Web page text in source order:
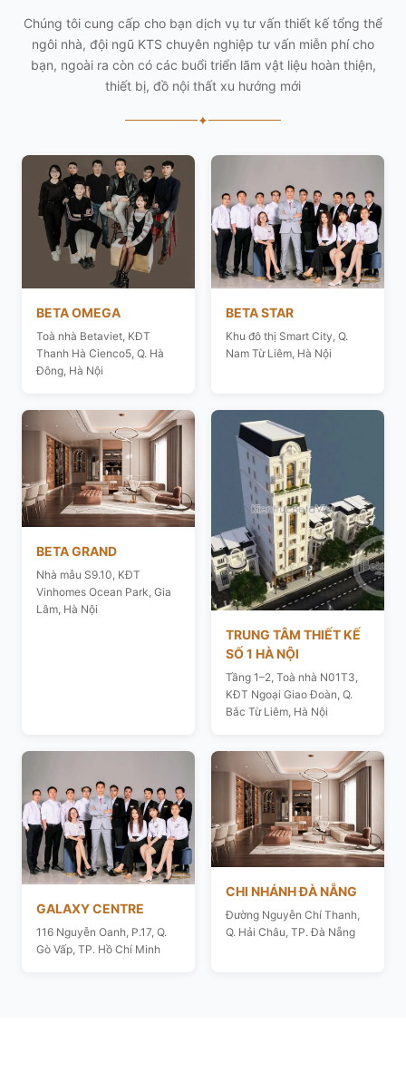
Chúng tôi cung cấp cho bạn dịch vụ tư vấn thiết kế tổng thể
ngôi nhà, đội ngũ KTS chuyên nghiệp tư vấn miễn phí cho
bạn, ngoài ra còn có các buổi triển lãm vật liệu hoàn thiện,
thiết bị, đồ nội thất xu hướng mới
✦
BETA OMEGA
Toà nhà Betaviet, KĐT
Thanh Hà Cienco5, Q. Hà
Đông, Hà Nội
BETA STAR
Khu đô thị Smart City, Q.
Nam Từ Liêm, Hà Nội
BETA GRAND
Nhà mẫu S9.10, KĐT
Vinhomes Ocean Park, Gia
Lâm, Hà Nội
TRUNG TÂM THIẾT KẾ
SỐ 1 HÀ NỘI
Tầng 1–2, Toà nhà N01T3,
KĐT Ngoại Giao Đoàn, Q.
Bắc Từ Liêm, Hà Nội
GALAXY CENTRE
116 Nguyễn Oanh, P.17, Q.
Gò Vấp, TP. Hồ Chí Minh
CHI NHÁNH ĐÀ NẴNG
Đường Nguyễn Chí Thanh,
Q. Hải Châu, TP. Đà Nẵng